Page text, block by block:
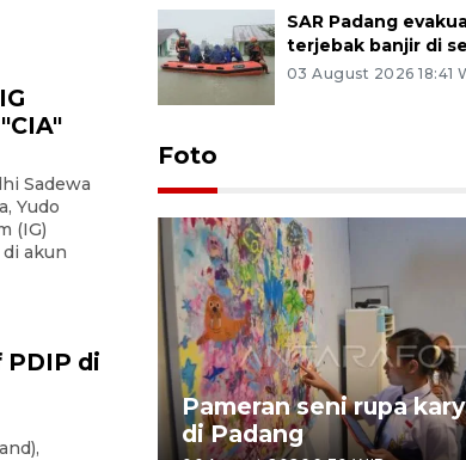
Sadewa
Yudo
(IG)
akun
PDIP di
SAR Padang
terjebak banjir di
03 August 2026 18:41
Foto
Pameran seni rupa
di Padang